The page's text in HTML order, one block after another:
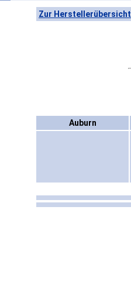
Zur Herstellerübersicht
Auburn